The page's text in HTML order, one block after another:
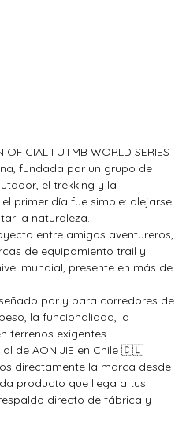
OFICIAL I UTMB WORLD SERIES
fundada por un grupo de
el trekking y la
primer día fue simple: alejarse
la naturaleza.
entre amigos aventureros,
de equipamiento trail y
mundial, presente en más de
por y para corredores de
la funcionalidad, la
terrenos exigentes.
de AONIJIE en Chile 🇨🇱
directamente la marca desde
producto que llega a tus
directo de fábrica y